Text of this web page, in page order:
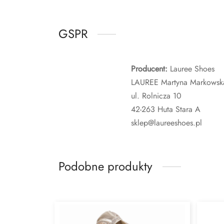
GSPR
Producent: Lauree Shoes
LAUREE Martyna
ul. Rolnicza 10
42-263 Huta Stara A
sklep@laureeshoes.pl
Podobne produkty